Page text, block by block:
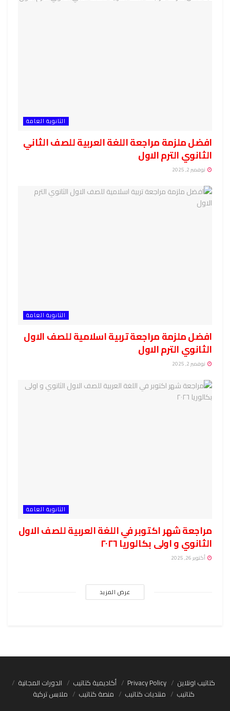
الثانوية العامة
افضل ملزمة مراجعة اللغة العربية للصف الثاني
الثانوي الترم الاول
نوفمبر 2, 2025
الثانوية العامة
افضل ملزمة مراجعة تربية اسلامية للصف الاول
الثانوي الترم الاول
نوفمبر 2, 2025
الثانوية العامة
مراجعة شهر اكتوبر في اللغة العربية للصف الاول
الثانوي و اولى بكالوريا ٢٠٢٦
أكتوبر 26, 2025
عرض المزيد
كتاتيب اونلاين Privacy Policy أكاديمية كتاتيب
الدورات المجانية
كتاتيب
منتديات كتاتيب منصة كتاتيب ملابس تركية